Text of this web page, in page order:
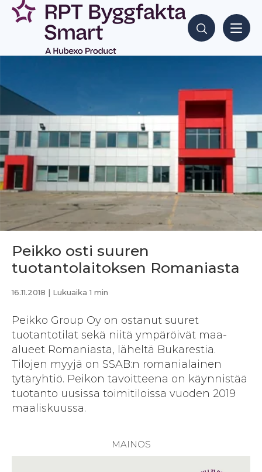
Siirry
sisältöön
Hae sisältöjä
Peikko osti suuren
tuotantolaitoksen Romaniasta
16.11.2018 | Lukuaika 1 min
Peikko Group Oy on ostanut suuret
tuotantotilat sekä niitä ympäröivät maa-
alueet Romaniasta, läheltä Bukarestia.
Tilojen myyjä on SSAB:n romanialainen
tytäryhtiö. Peikon tavoitteena on käynnistää
tuotanto uusissa toimitiloissa vuoden 2019
maaliskuussa.